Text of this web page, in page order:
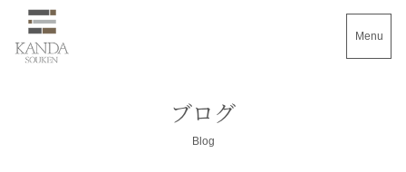
Menu
ブログ
Blog